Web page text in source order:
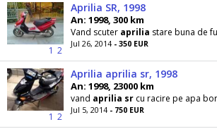
1 2
Aprilia SR, 1998
An: 1998, 300 km
Vand scuter aprilia stare buna de
Jul 26, 2014 - 350 EUR
1 2
Aprilia aprilia sr, 1998
An: 1998, 23000 km
vand aprilia sr cu racire pe apa bord
Jul 5, 2014 - 750 EUR